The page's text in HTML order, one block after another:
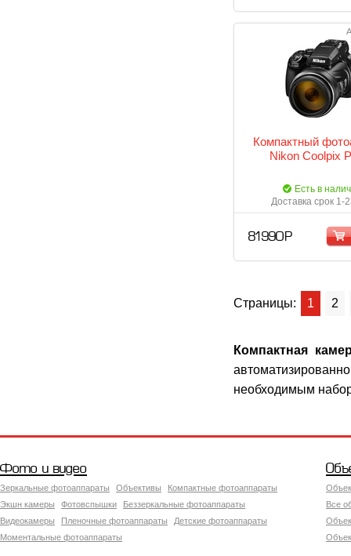
Компактный
Nikon Coolpix
Есть в
Доставка срок 1-
81 990 Р
Страницы: 1 2
Компактная
необходимым
Фото и видео
Зеркальные фотоаппараты Объективы
Компактные фотоаппараты
Экшн камеры
Фотовспышки
Беззеркальные фотоаппараты
Видеокамеры
Пленочные фотоаппараты
Детские фотоаппараты
Моментальные фотоаппараты
Все